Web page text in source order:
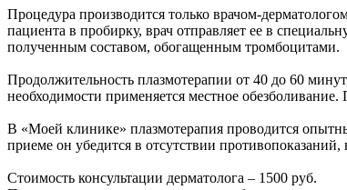
Процедура производится только врачом-
пациента в пробирку, врач отправляет ее в
полученным составом, обогащенным тромбоцитами.
Продолжительность плазмотерапии от 40 до 60
необходимости применяется местное
В «Моей клинике» плазмотерапия проводится
приеме он убедится в отсутствии
Стоимость консультации дерматолога – 1500 руб.